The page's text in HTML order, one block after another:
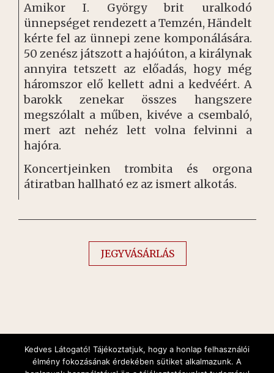
Amikor I. György brit uralkodó
ünnepséget rendezett a Temzén, Händelt
kérte fel az ünnepi zene komponálására.
50 zenész játszott a hajóúton, a királynak
annyira tetszett az előadás, hogy még
háromszor elő kellett adni a kedvéért. A
barokk zenekar összes hangszere
megszólalt a műben, kivéve a csembaló,
mert azt nehéz lett volna felvinni a
hajóra.
Koncertjeinken trombita és orgona
átiratban hallható ez az ismert alkotás.
JEGYVÁSÁRLÁS
Kedves Látogató! Tájékoztatjuk, hogy a honlap felhasználói
élmény fokozásának érdekében sütiket alkalmazunk. A